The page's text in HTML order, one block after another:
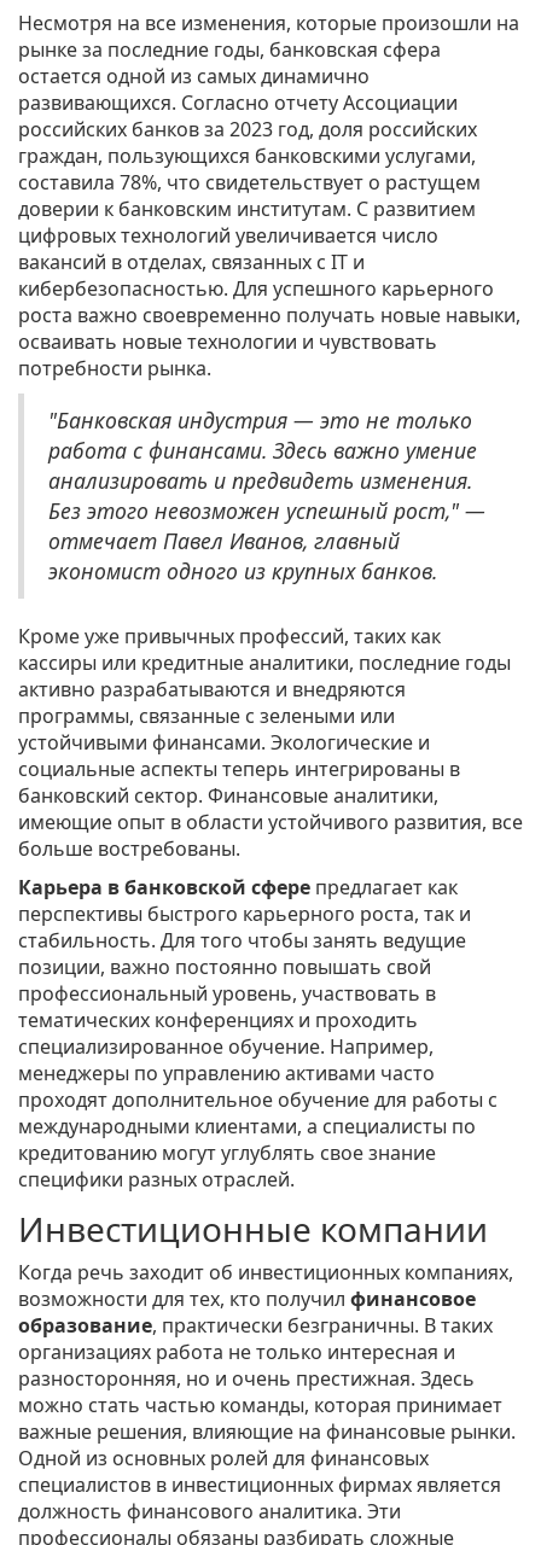
Несмотря на все изменения, которые произошли на
рынке за последние годы, банковская сфера
остается одной из самых динамично
развивающихся. Согласно отчету Ассоциации
российских банков за 2023 год, доля российских
граждан, пользующихся банковскими услугами,
составила 78%, что свидетельствует о растущем
доверии к банковским институтам. С развитием
цифровых технологий увеличивается число
вакансий в отделах, связанных с IT и
кибербезопасностью. Для успешного карьерного
роста важно своевременно получать новые навыки,
осваивать новые технологии и чувствовать
потребности рынка.
"Банковская индустрия — это не только
работа с финансами. Здесь важно умение
анализировать и предвидеть изменения.
Без этого невозможен успешный рост," —
отмечает Павел Иванов, главный
экономист одного из крупных банков.
Кроме уже привычных профессий, таких как
кассиры или кредитные аналитики, последние годы
активно разрабатываются и внедряются
программы, связанные с зелеными или
устойчивыми финансами. Экологические и
социальные аспекты теперь интегрированы в
банковский сектор. Финансовые аналитики,
имеющие опыт в области устойчивого развития, все
больше востребованы.
Карьера в банковской сфере предлагает как
перспективы быстрого карьерного роста, так и
стабильность. Для того чтобы занять ведущие
позиции, важно постоянно повышать свой
профессиональный уровень, участвовать в
тематических конференциях и проходить
специализированное обучение. Например,
менеджеры по управлению активами часто
проходят дополнительное обучение для работы с
международными клиентами, а специалисты по
кредитованию могут углублять свое знание
специфики разных отраслей.
Инвестиционные компании
Когда речь заходит об инвестиционных компаниях,
возможности для тех, кто получил финансовое
образование, практически безграничны. В таких
организациях работа не только интересная и
разносторонняя, но и очень престижная. Здесь
можно стать частью команды, которая принимает
важные решения, влияющие на финансовые рынки.
Одной из основных ролей для финансовых
специалистов в инвестиционных фирмах является
должность финансового аналитика. Эти
профессионалы обязаны разбирать сложные